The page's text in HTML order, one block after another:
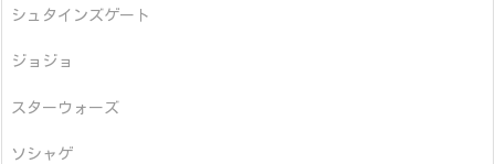
シュタインズゲート
ジョジョ
スターウォーズ
ソシャゲ